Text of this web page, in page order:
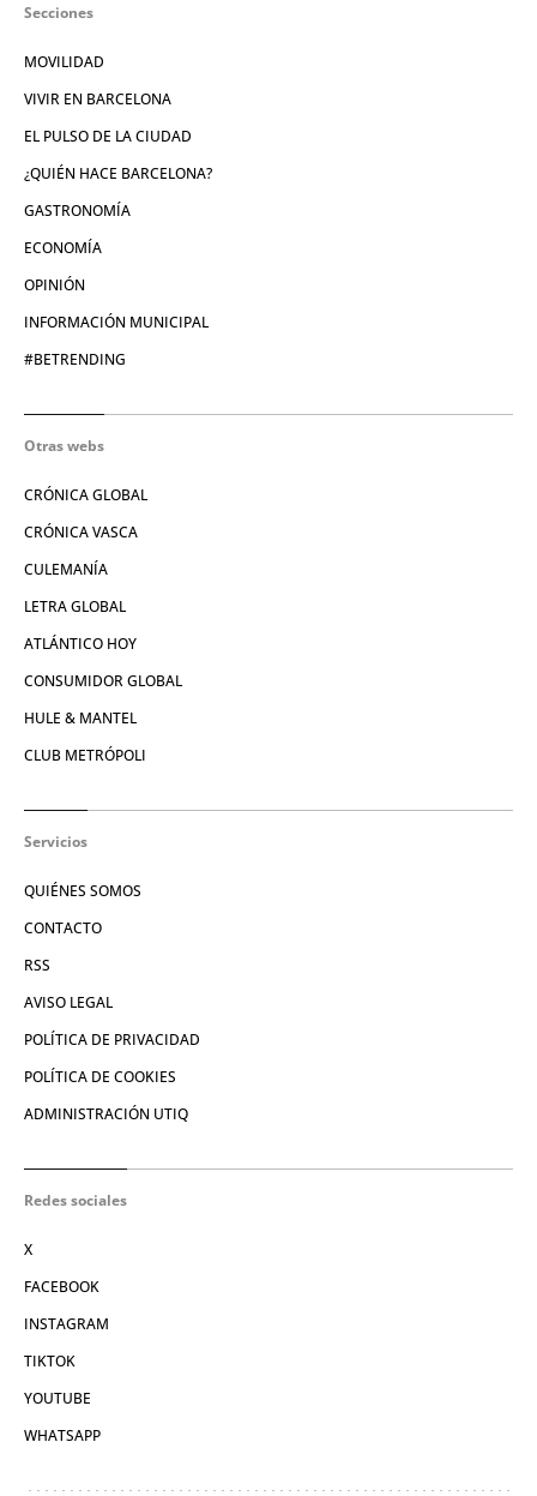
Secciones
MOVILIDAD
VIVIR EN BARCELONA
EL PULSO DE LA CIUDAD
¿QUIÉN HACE BARCELONA?
GASTRONOMÍA
ECONOMÍA
OPINIÓN
INFORMACIÓN MUNICIPAL
#BETRENDING
Otras webs
CRÓNICA GLOBAL
CRÓNICA VASCA
CULEMANÍA
LETRA GLOBAL
ATLÁNTICO HOY
CONSUMIDOR GLOBAL
HULE & MANTEL
CLUB METRÓPOLI
Servicios
QUIÉNES SOMOS
CONTACTO
RSS
AVISO LEGAL
POLÍTICA DE PRIVACIDAD
POLÍTICA DE COOKIES
ADMINISTRACIÓN UTIQ
Redes sociales
X
FACEBOOK
INSTAGRAM
TIKTOK
YOUTUBE
WHATSAPP